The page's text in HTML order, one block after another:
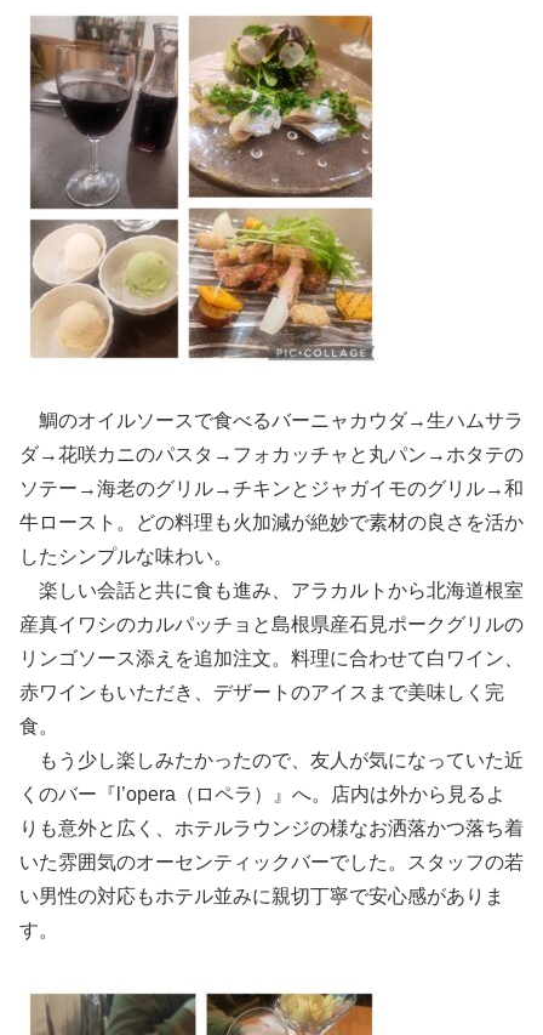
鯛のオイルソースで食べるバーニャカウダ→生ハムサラ
ダ→花咲カニのパスタ→フォカッチャと丸パン→ホタテの
ソテー→海老のグリル→チキンとジャガイモのグリル→和
牛ロースト。どの料理も火加減が絶妙で素材の良さを活か
したシンプルな味わい。
楽しい会話と共に食も進み、アラカルトから北海道根室
産真イワシのカルパッチョと島根県産石見ポークグリルの
リンゴソース添えを追加注文。料理に合わせて白ワイン、
赤ワインもいただき、デザートのアイスまで美味しく完
食。
もう少し楽しみたかったので、友人が気になっていた近
くのバー『l’opera（ロペラ）』へ。店内は外から見るよ
りも意外と広く、ホテルラウンジの様なお洒落かつ落ち着
いた雰囲気のオーセンティックバーでした。スタッフの若
い男性の対応もホテル並みに親切丁寧で安心感がありま
す。